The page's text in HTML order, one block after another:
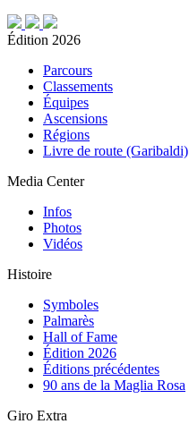
Édition 2026
Parcours
Classements
Équipes
Ascensions
Régions
Livre de route (Garibaldi)
Media Center
Infos
Photos
Vidéos
Histoire
Symboles
Palmarès
Hall of Fame
Édition 2026
Éditions précédentes
90 ans de la Maglia Rosa
Giro Extra